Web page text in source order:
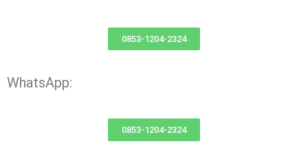
0853-1204-2324
WhatsApp:
0853-1204-2324